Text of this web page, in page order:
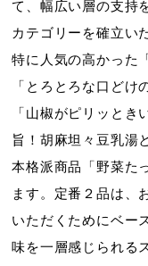
て、幅広い層の支持
カテゴリーを確立い
特に人気の高かった
「とろとろな口どけ
「山椒がピリッとき
旨！胡麻坦々豆乳湯
本格派商品「野菜た
ます。定番２品は、
いただくためにベー
味を一層感じられる